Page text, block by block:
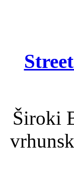
Široki